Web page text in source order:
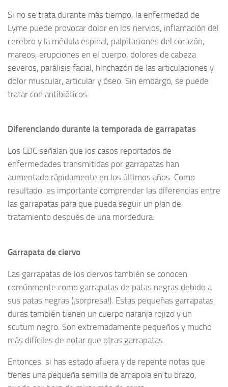
Si no se trata durante más tiempo, la enfermedad de
Lyme puede provocar dolor en los nervios, inflamación del
cerebro y la médula espinal, palpitaciones del corazón,
mareos, erupciones en el cuerpo, dolores de cabeza
severos, parálisis facial, hinchazón de las articulaciones y
dolor muscular, articular y óseo. Sin embargo, se puede
tratar con antibióticos.
Diferenciando durante la temporada de garrapatas
Los CDC señalan que los casos reportados de
enfermedades transmitidas por garrapatas han
aumentado rápidamente en los últimos años. Como
resultado, es importante comprender las diferencias entre
las garrapatas para que pueda seguir un plan de
tratamiento después de una mordedura.
Garrapata de ciervo
Las garrapatas de los ciervos también se conocen
comúnmente como garrapatas de patas negras debido a
sus patas negras (¡sorpresa!). Estas pequeñas garrapatas
duras también tienen un cuerpo naranja rojizo y un
scutum negro. Son extremadamente pequeños y mucho
más difíciles de notar que otras garrapatas.
Entonces, si has estado afuera y de repente notas que
tienes una pequeña semilla de amapola en tu brazo,